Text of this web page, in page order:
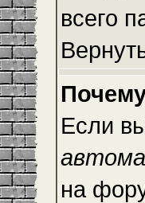
всего
Если
на